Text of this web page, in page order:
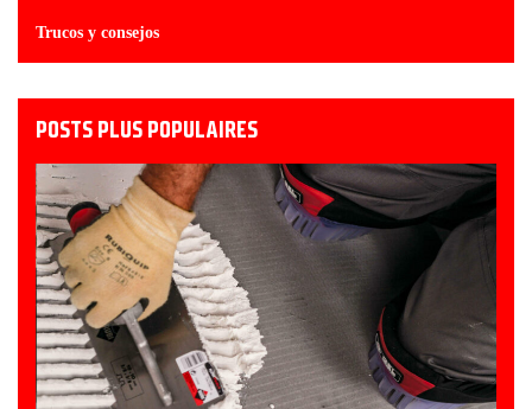
Trucos y consejos
POSTS PLUS POPULAIRES